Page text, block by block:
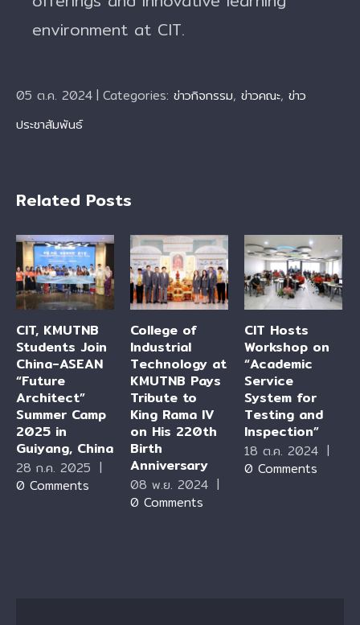
environment at CIT.
05 ต.ค. 2024 | Categories: ข่าวกิจกรรม, ข่าวคณะ, ข่าว
ประชาสัมพันธ์
Related Posts
CIT, KMUTNB
Students Join
China-ASEAN
“Future
Architect”
Summer Camp
2025 in
Guiyang, China
28 ก.ค. 2025 |
0 Comments
College of
Industrial
Technology at
KMUTNB Pays
Tribute to
King Rama IV
on His 220th
Birth
Anniversary
08 พ.ย. 2024 |
0 Comments
CIT Hosts
Workshop on
“Academic
Service
System for
Testing and
Inspection”
18 ต.ค. 2024 |
0 Comments